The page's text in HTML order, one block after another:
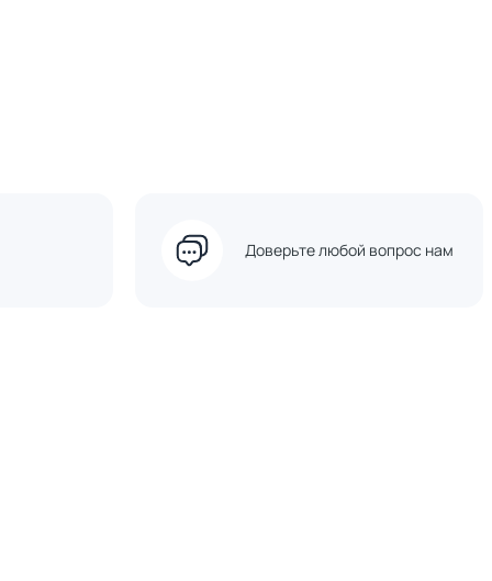
Доверьте любой вопрос нам